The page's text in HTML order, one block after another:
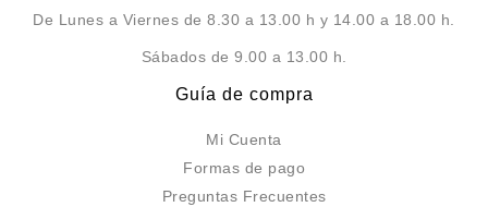
De Lunes a Viernes de 8.30 a 13.00 h y 14.00 a 18.00 h.
Sábados de 9.00 a 13.00 h.
Guía de compra
Mi Cuenta
Formas de pago
Preguntas Frecuentes